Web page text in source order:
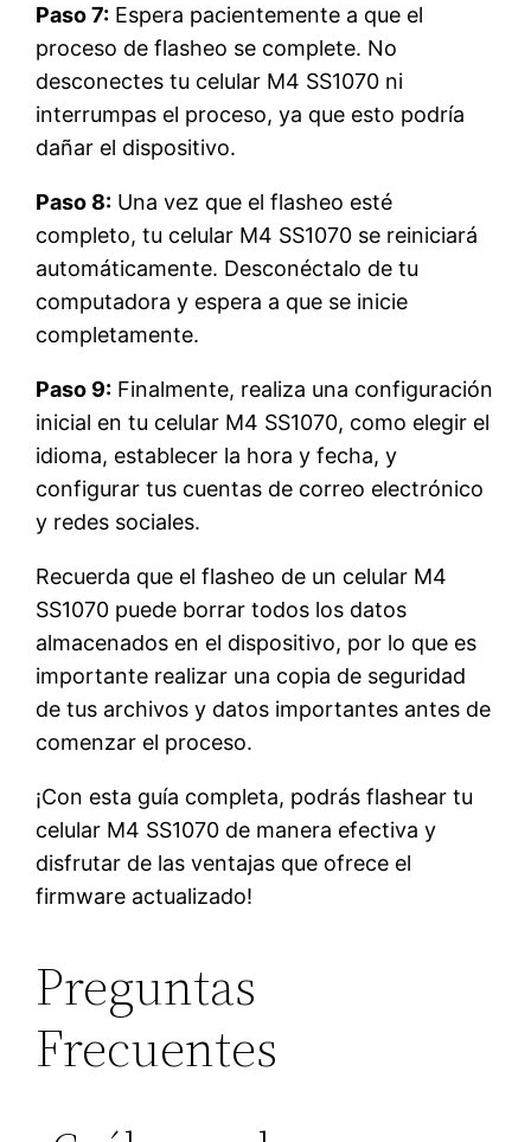
Paso 7: Espera pacientemente a que el
proceso de flasheo se complete. No
desconectes tu celular M4 SS1070 ni
interrumpas el proceso, ya que esto podría
dañar el dispositivo.
Paso 8: Una vez que el flasheo esté
completo, tu celular M4 SS1070 se reiniciará
automáticamente. Desconéctalo de tu
computadora y espera a que se inicie
completamente.
Paso 9: Finalmente, realiza una configuración
inicial en tu celular M4 SS1070, como elegir el
idioma, establecer la hora y fecha, y
configurar tus cuentas de correo electrónico
y redes sociales.
Recuerda que el flasheo de un celular M4
SS1070 puede borrar todos los datos
almacenados en el dispositivo, por lo que es
importante realizar una copia de seguridad
de tus archivos y datos importantes antes de
comenzar el proceso.
¡Con esta guía completa, podrás flashear tu
celular M4 SS1070 de manera efectiva y
disfrutar de las ventajas que ofrece el
firmware actualizado!
Preguntas
Frecuentes